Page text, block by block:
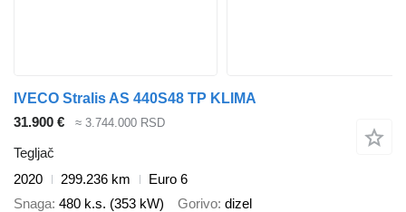
IVECO Stralis AS 440S48 TP KLIMA
31.900 €
≈ 3.744.000 RSD
Tegljač
2020
299.236 km
Euro 6
Snaga 480 k.s. (353 kW) Gorivo dizel